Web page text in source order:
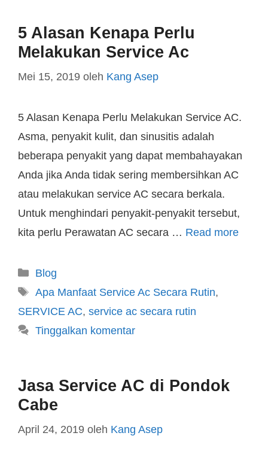
5 Alasan Kenapa Perlu
Melakukan Service Ac
Mei 15, 2019 oleh Kang Asep
5 Alasan Kenapa Perlu Melakukan Service AC.
Asma, penyakit kulit, dan sinusitis adalah
beberapa penyakit yang dapat membahayakan
Anda jika Anda tidak sering membersihkan AC
atau melakukan service AC secara berkala.
Untuk menghindari penyakit-penyakit tersebut,
kita perlu Perawatan AC secara … Read more
Blog
Apa Manfaat Service Ac Secara Rutin,
SERVICE AC, service ac secara rutin
Tinggalkan komentar
Jasa Service AC di Pondok
Cabe
April 24, 2019 oleh Kang Asep